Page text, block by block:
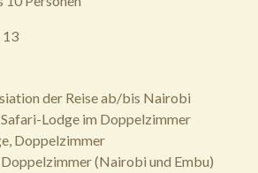
13
der Reise ab/bis Nairobi
Lodge im Doppelzimmer
Doppelzimmer
(Nairobi und Embu)